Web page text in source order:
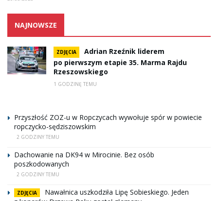
NAJNOWSZE
ZDJĘCIA
Adrian Rzeźnik liderem
po pierwszym etapie 35. Marma Rajdu
Rzeszowskiego
1 GODZINĘ TEMU
Przyszłość ZOZ-u w Ropczycach wywołuje spór w powiecie
ropczycko-sędziszowskim
2 GODZINY TEMU
Dachowanie na DK94 w Mirocinie. Bez osób
poszkodowanych
2 GODZINY TEMU
ZDJĘCIA
Nawałnica uszkodziła Lipę Sobieskiego. Jeden